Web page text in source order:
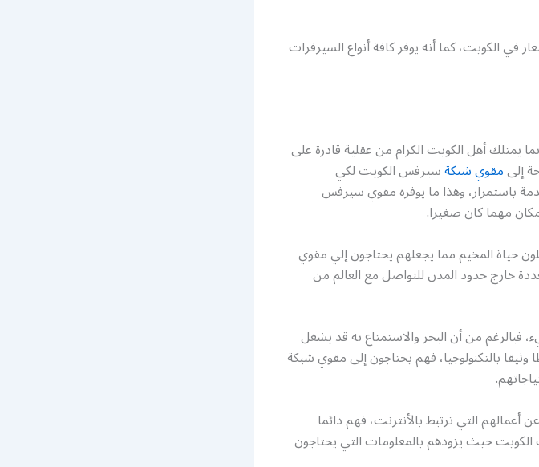
الكويت، كما أنه يوفر كافة أنواع السيرفرات
يمتلك أهل الكويت الكرام من عقلية قادرة على
إلىمقوي شبكةسيرفس الكويت لكي
باستمرار، وهذا ما يوفره مقوي سيرفس
مهما كان صغيرا.
حياة المخيم مما يجعلهم يحتاجون إلي مقوي
خارج حدود المدن للتواصل مع العالم من
من أن البحر والاستمتاع به قد يشغل
بالتكنولوجيا، فهم يحتاجون إلى مقوي شبكة
التي ترتبط بالأنترنت، فهم دائما
حيث يزودهم بالمعلومات التي يحتاجون